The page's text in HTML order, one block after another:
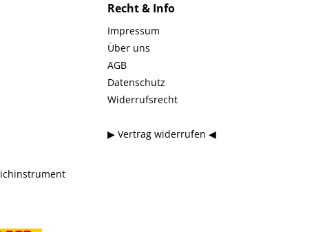
Recht & Info
Impressum
Über uns
AGB
Datenschutz
Widerrufsrecht
▶ Vertrag widerrufen ◀